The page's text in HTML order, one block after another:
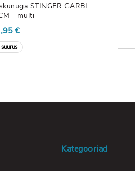
STINGER GARBI
- multi
€
Kategooriad